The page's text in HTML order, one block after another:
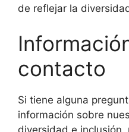
de reflejar la
contacto
Si tiene alguna
información sobre
diversidad e inclusión,